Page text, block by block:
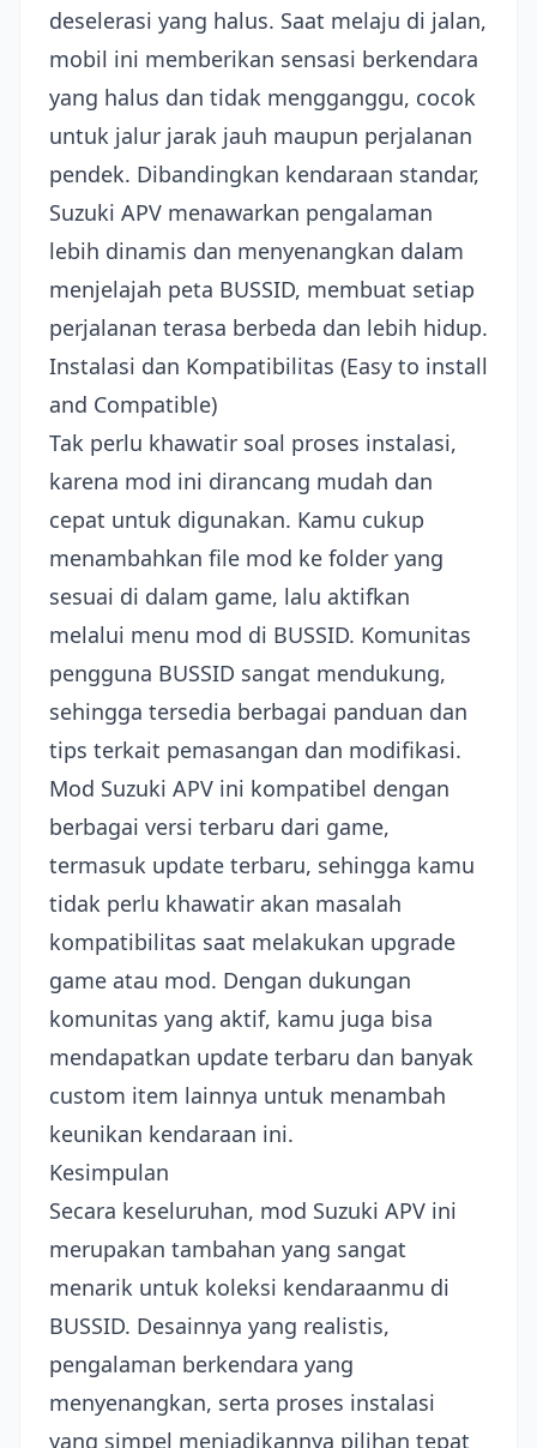
deselerasi yang halus. Saat melaju di jalan,
mobil ini memberikan sensasi berkendara
yang halus dan tidak mengganggu, cocok
untuk jalur jarak jauh maupun perjalanan
pendek. Dibandingkan kendaraan standar,
Suzuki APV menawarkan pengalaman
lebih dinamis dan menyenangkan dalam
menjelajah peta BUSSID, membuat setiap
perjalanan terasa berbeda dan lebih hidup.
Instalasi dan Kompatibilitas (Easy to install
and Compatible)
Tak perlu khawatir soal proses instalasi,
karena mod ini dirancang mudah dan
cepat untuk digunakan. Kamu cukup
menambahkan file mod ke folder yang
sesuai di dalam game, lalu aktifkan
melalui menu mod di BUSSID. Komunitas
pengguna BUSSID sangat mendukung,
sehingga tersedia berbagai panduan dan
tips terkait pemasangan dan modifikasi.
Mod Suzuki APV ini kompatibel dengan
berbagai versi terbaru dari game,
termasuk update terbaru, sehingga kamu
tidak perlu khawatir akan masalah
kompatibilitas saat melakukan upgrade
game atau mod. Dengan dukungan
komunitas yang aktif, kamu juga bisa
mendapatkan update terbaru dan banyak
custom item lainnya untuk menambah
keunikan kendaraan ini.
Kesimpulan
Secara keseluruhan, mod Suzuki APV ini
merupakan tambahan yang sangat
menarik untuk koleksi kendaraanmu di
BUSSID. Desainnya yang realistis,
pengalaman berkendara yang
menyenangkan, serta proses instalasi
yang simpel menjadikannya pilihan tepat